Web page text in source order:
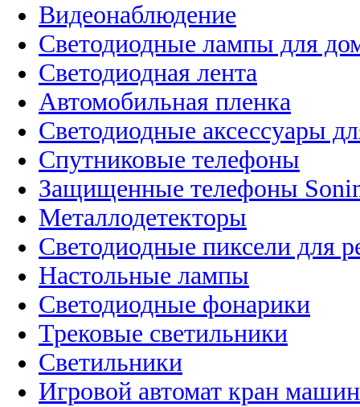
Видеонаблюдение
Светодиодные лампы для
Светодиодная лента
Автомобильная пленка
Светодиодные аксессуары
Спутниковые телефоны
Защищенные телефоны
Металлодетекторы
Светодиодные пиксели для
Настольные лампы
Светодиодные фонарики
Трековые светильники
Светильники
Игровой автомат кран